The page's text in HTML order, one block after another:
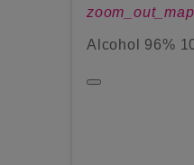
zoom_out_map
Alcohol 96%